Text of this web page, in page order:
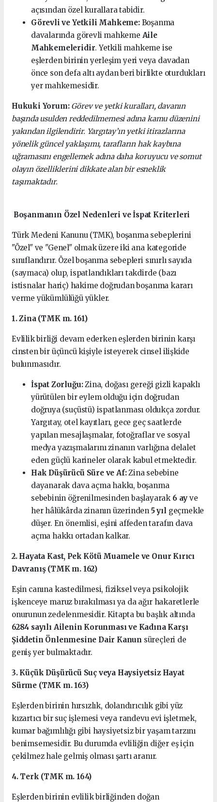
açısından özel kurallara tabidir.
Görevli ve Yetkili Mahkeme:Boşanma
davalarında görevli mahkeme Aile
Mahkemeleridir. Yetkili mahkeme ise
eşlerden birinin yerleşim yeri veya davadan
önce son defa altı aydan beri birlikte oturdukları
yer mahkemesidir.
Hukuki Yorum: Görev ve yetki kuralları, davanın
başında usulden reddedilmemesi adına kamu düzenini
yakından ilgilendirir. Yargıtay’ın yetki itirazlarına
yönelik güncel yaklaşımı, tarafların hak kaybına
uğramasını engellemek adına daha koruyucu ve somut
olayın özelliklerini dikkate alan bir esneklik
taşımaktadır.
Boşanmanın Özel Nedenleri ve İspat Kriterleri
Türk Medeni Kanunu (TMK), boşanma sebeplerini
"Özel" ve "Genel" olmak üzere iki ana kategoride
sınıflandırır. Özel boşanma sebepleri sınırlı sayıda
(saymaca) olup, ispatlandıkları takdirde (bazı
istisnalar hariç) hakime doğrudan boşanma kararı
verme yükümlülüğü yükler.
1. Zina (TMK m. 161)
Evlilik birliği devam ederken eşlerden birinin karşı
cinsten bir üçüncü kişiyle isteyerek cinsel ilişkide
bulunmasıdır.
İspat Zorluğu:Zina, doğası gereği gizli kapaklı
yürütülen bir eylem olduğu için doğrudan
doğruya (suçüstü) ispatlanması oldukça zordur.
Yargıtay, otel kayıtları, gece geç saatlerde
yapılan mesajlaşmalar, fotoğraflar ve sosyal
medya yazışmalarını zinanın varlığına delalet
eden güçlü karineler olarak kabul etmektedir.
Hak Düşürücü Süre ve Af:Zina sebebine
dayanarak dava açma hakkı, boşanma
sebebinin öğrenilmesinden başlayarak 6 ay ve
her hâlükârda zinanın üzerinden 5 yıl geçmekle
düşer. En önemlisi, eşini affeden tarafın dava
açma hakkı ortadan kalkar.
2. Hayata Kast, Pek Kötü Muamele ve Onur Kırıcı
Davranış (TMK m. 162)
Eşin canına kastedilmesi, fiziksel veya psikolojik
işkenceye maruz bırakılması ya da ağır hakaretlerle
onurunun zedelenmesidir. Kitapta bu başlık altında
6284 sayılı Ailenin Korunması ve Kadına Karşı
Şiddetin Önlenmesine Dair Kanun süreçleri de
geniş yer bulmaktadır.
3. Küçük Düşürücü Suç veya Haysiyetsiz Hayat
Sürme (TMK m. 163)
Eşlerden birinin hırsızlık, dolandırıcılık gibi yüz
kızartıcı bir suç işlemesi veya randevu evi işletmek,
kumar bağımlılığı gibi haysiyetsiz bir yaşam tarzını
benimsemesidir. Bu durumda evliliğin diğer eş için
çekilmez hale gelmiş olması şartı aranır.
4. Terk (TMK m. 164)
Eşlerden birinin evlilik birliğinden doğan